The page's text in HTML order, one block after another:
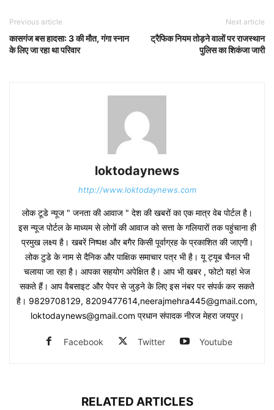
Previous article
कासगंज बस हादसा: 3 की मौत, गंगा स्नान
के लिए जा रहा था परिवार
Next article
ट्रैफिक नियम तोड़ने वालों पर राजस्थान
पुलिस का शिकंजा जारी
loktodaynews
http://www.loktodaynews.com
लोक टूडे न्यूज " जनता की आवाज " देश की खबरों का एक मात्र वेब पोर्टल है।
इस न्यूज पोर्टल के माध्यम से लोगों की आवाज को सत्ता के गलियारों तक पहुंचाना ही
प्रमुख लक्ष्य है। खबरें निष्पक्ष और बगैर किसी पूर्वाग्रह के प्रकाशित की जाएगी।
लोक टुडे के नाम से दैनिक और पाक्षिक समाचार पत्र भी है। यू ट्यूब चैनल भी
चलाया जा रहा है। आपका सहयोग अपेक्षित है। आप भी खबर , फोटो यहां भेज
सकते हैं। आप वैबसाइट और पेपर से जुड़ने के लिए इस नंबर पर संपर्क कर सकते
है। 9829708129, 8209477614,neerajmehra445@gmail.com,
loktodaynews@gmail.com प्रधान संपादक नीरज मेहरा जयपुर।
Facebook Twitter Youtube
RELATED ARTICLES